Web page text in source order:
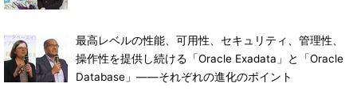
最高レベルの性能、可用性、セキュリティ、管理性、
操作性を提供し続ける「Oracle Exadata」と「Oracle
Database」――それぞれの進化のポイント